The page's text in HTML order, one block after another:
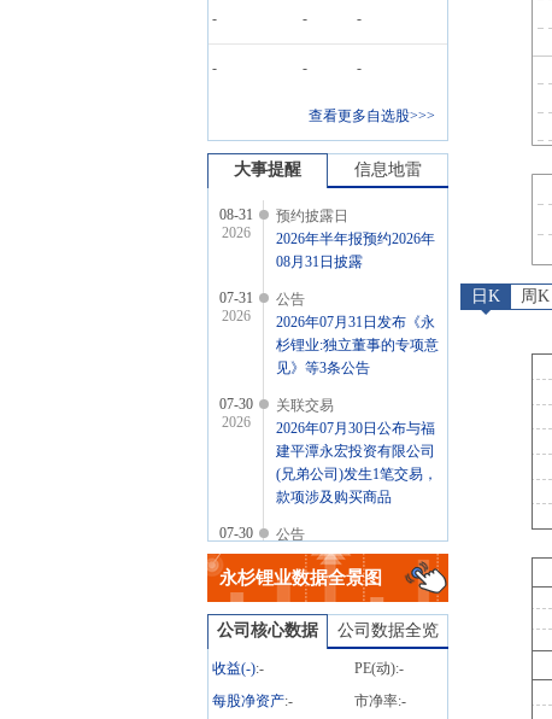
- - -
- - -
查看更多自选股>>>
大事提醒 信息地雷
08-31
2026
预约披露日
2026年半年报预约2026年
08月31日披露
07-31
2026
公告
2026年07月31日发布《永
杉锂业:独立董事的专项意
见》等3条公告
07-30
2026
关联交易
2026年07月30日公布与福
建平潭永宏投资有限公司
(兄弟公司)发生1笔交易，
款项涉及购买商品
07-30
2026
公告
2026年07月30日发布《永
杉锂业:北京市天元律师事
务所关于锦州永杉锂业股
份有限公司向特定对象发
行股票之法律意见书》等5
永杉锂业数据全景图
公司核心数据 公司数据全览
收益(-):- PE(动):-
每股净资产:- 市净率:-
日K 周K